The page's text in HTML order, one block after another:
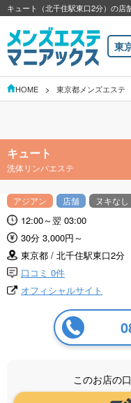
キュート（北千住駅東口2分）の店
東
HOME 東京都メンズエステ
キュート
洗体リンパエステ
アジアン 店舗 ヌキなし
12:00～翌 03:00
30分 3,000円～
東京都 / 北千住駅東口2分
口コミ 0件
オフィシャルサイト
このお店の